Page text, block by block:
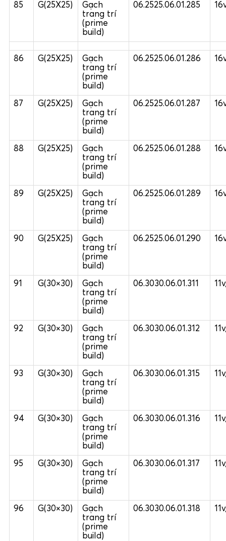
85 G(25X25)
Gạch
trang trí
(prime
build)
06.2525.06.01.285
86 G(25X25)
Gạch
trang trí
(prime
build)
06.2525.06.01.286
87 G(25X25)
Gạch
trang trí
(prime
build)
06.2525.06.01.287
88 G(25X25)
Gạch
trang trí
(prime
build)
06.2525.06.01.288
89 G(25X25)
Gạch
trang trí
(prime
build)
06.2525.06.01.289
90 G(25X25)
Gạch
trang trí
(prime
build)
06.2525.06.01.290
91 G(30×30)
Gạch
trang trí
(prime
build)
06.3030.06.01.311
92 G(30×30)
Gạch
trang trí
(prime
build)
06.3030.06.01.312
93 G(30×30)
Gạch
trang trí
(prime
build)
06.3030.06.01.315
94 G(30×30)
Gạch
trang trí
(prime
build)
06.3030.06.01.316
95 G(30×30)
Gạch
trang trí
(prime
build)
06.3030.06.01.317
96 G(30×30)
Gạch
trang trí
(prime
build)
06.3030.06.01.318